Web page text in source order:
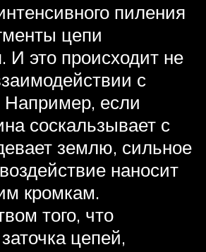
пиления
цепи
И это происходит не
с
Например, если
соскальзывает с
землю, сильное
наносит
кромкам.
того, что
цепей,